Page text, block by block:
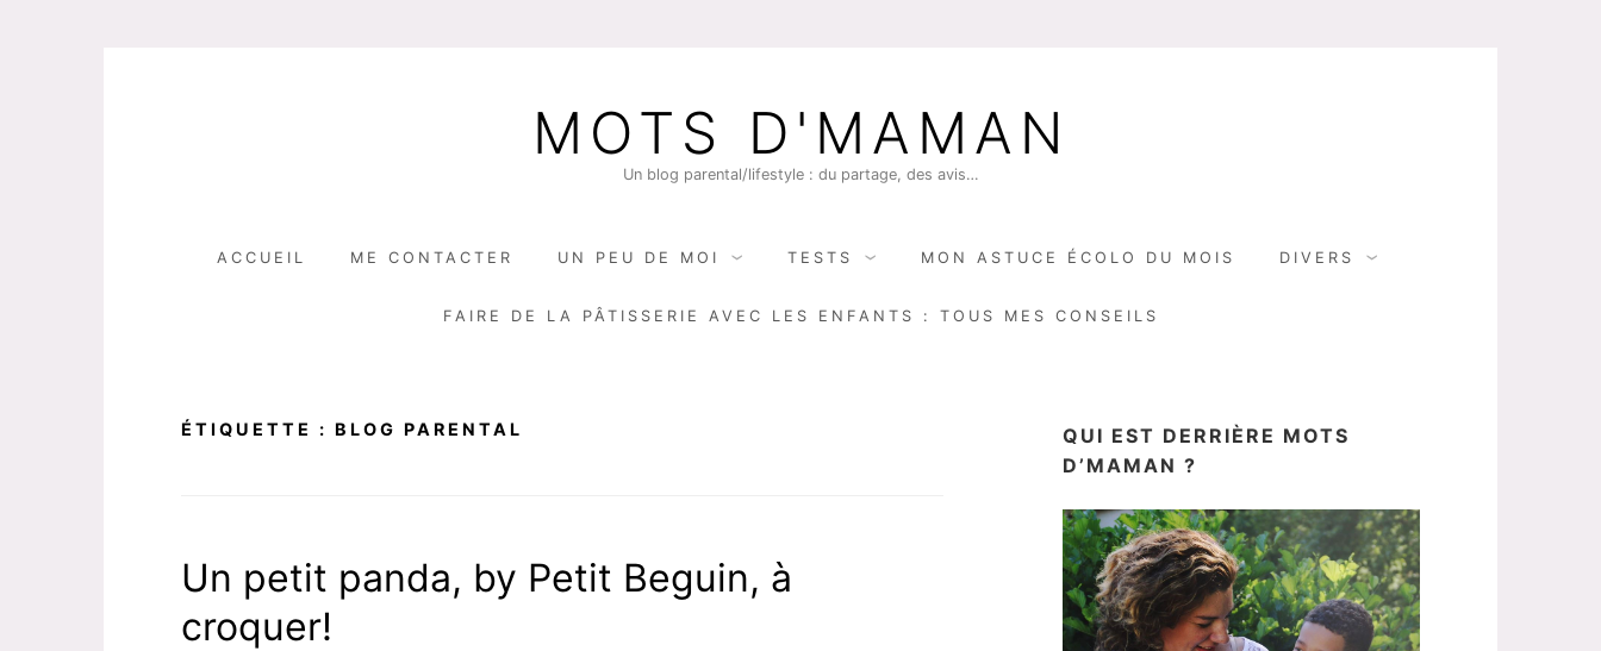
MOTS D'MAMAN
Un blog parental/lifestyle : du partage, des avis…
ACCUEIL ME CONTACTER UN PEU DE MOI TESTS MON ASTUCE ÉCOLO DU MOIS DIVERS
FAIRE DE LA PÂTISSERIE AVEC LES ENFANTS : TOUS MES CONSEILS
ÉTIQUETTE : BLOG PARENTAL
Un petit panda, by Petit Beguin, à
croquer!
QUI EST DERRIÈRE MOTS
D’MAMAN ?